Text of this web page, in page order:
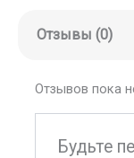
Отзывы (0)
Отзывов пока
Будьте